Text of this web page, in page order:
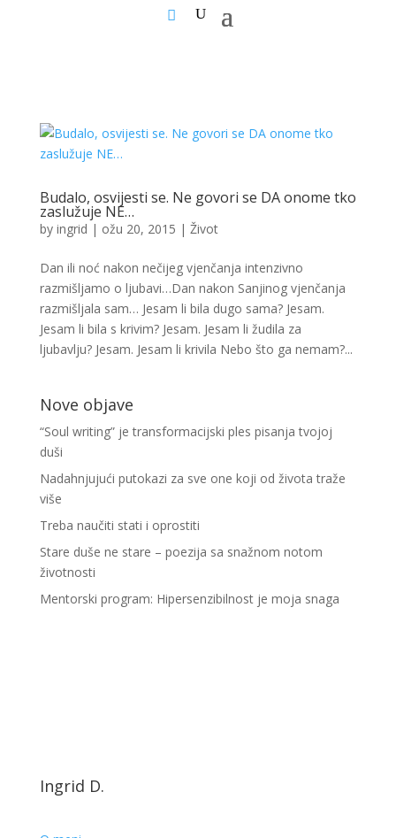
Budalo, osvijesti se. Ne govori se DA onome tko
zaslužuje NE…
by ingrid | ožu 20, 2015 | Život
Dan ili noć nakon nečijeg vjenčanja intenzivno
razmišljamo o ljubavi…Dan nakon Sanjinog vjenčanja
razmišljala sam… Jesam li bila dugo sama? Jesam.
Jesam li bila s krivim? Jesam. Jesam li žudila za
ljubavlju? Jesam. Jesam li krivila Nebo što ga nemam?...
Nove objave
“Soul writing” je transformacijski ples pisanja tvojoj
duši
Nadahnjujući putokazi za sve one koji od života traže
više
Treba naučiti stati i oprostiti
Stare duše ne stare – poezija sa snažnom notom
životnosti
Mentorski program: Hipersenzibilnost je moja snaga
Ingrid D.